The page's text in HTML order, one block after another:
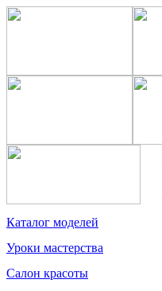
Каталог моделей
Уроки мастерства
Салон красоты